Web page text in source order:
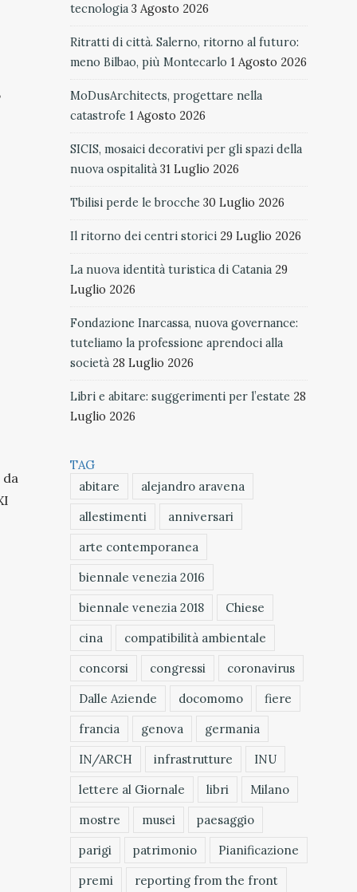
tecnologia 3 Agosto 2026
Ritratti di città. Salerno, ritorno al futuro:
meno Bilbao, più Montecarlo 1 Agosto 2026
MoDusArchitects, progettare nella
catastrofe 1 Agosto 2026
SICIS, mosaici decorativi per gli spazi della
nuova ospitalità 31 Luglio 2026
Tbilisi perde le brocche 30 Luglio 2026
Il ritorno dei centri storici 29 Luglio 2026
La nuova identità turistica di Catania 29
Luglio 2026
Fondazione Inarcassa, nuova governance:
tuteliamo la professione aprendoci alla
società 28 Luglio 2026
Libri e abitare: suggerimenti per l’estate 28
Luglio 2026
TAG
abitare
alejandro aravena
allestimenti
anniversari
arte contemporanea
biennale venezia 2016
biennale venezia 2018
Chiese
cina
compatibilità ambientale
concorsi
congressi
coronavirus
Dalle Aziende
docomomo
fiere
francia
genova
germania
IN/ARCH
infrastrutture
INU
lettere al Giornale
libri
Milano
mostre
musei
paesaggio
parigi
patrimonio
Pianificazione
premi
reporting from the front